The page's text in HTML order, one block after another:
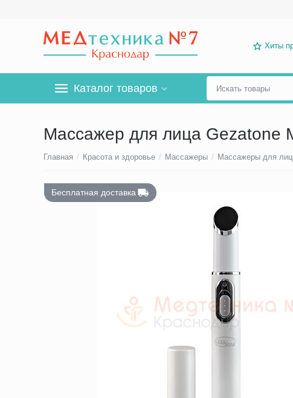
Хиты
Каталог товаров
Массажер для лица Gezatone
Главная / Красота и здоровье / Массажеры / Массажеры для
Бесплатная доставка